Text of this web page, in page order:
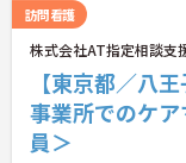
訪問看護
株式会社AT指定相談支
【東京都／八
事業所でのケ
員＞